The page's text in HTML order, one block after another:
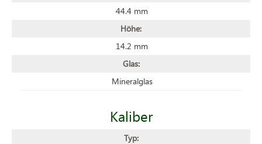
44.4 mm
Höhe:
14.2 mm
Glas:
Mineralglas
Kaliber
Typ: